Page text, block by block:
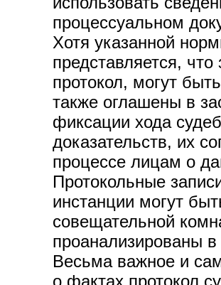
процессуальном
Хотя указанной
представляется,
протокол, могут
также оглашены в
фиксации хода
доказательств, их
процессе лицам о
Протокольные
инстанции могут
совещательной
проанализированы
Весьма важное и
о фактах протокол